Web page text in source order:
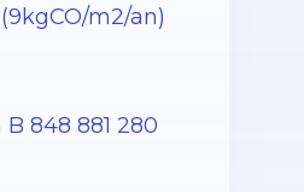
m2/an)
848 881 280